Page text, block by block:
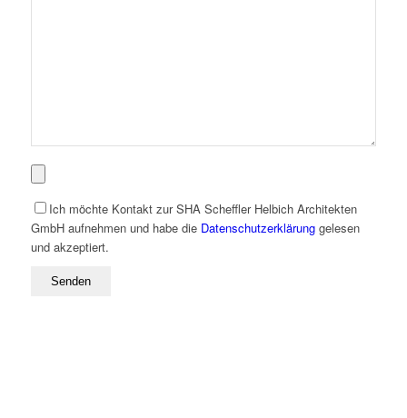
Ich möchte Kontakt zur SHA Scheffler Helbich Architekten
GmbH aufnehmen und habe die Datenschutzerklärunggelesen
und akzeptiert.